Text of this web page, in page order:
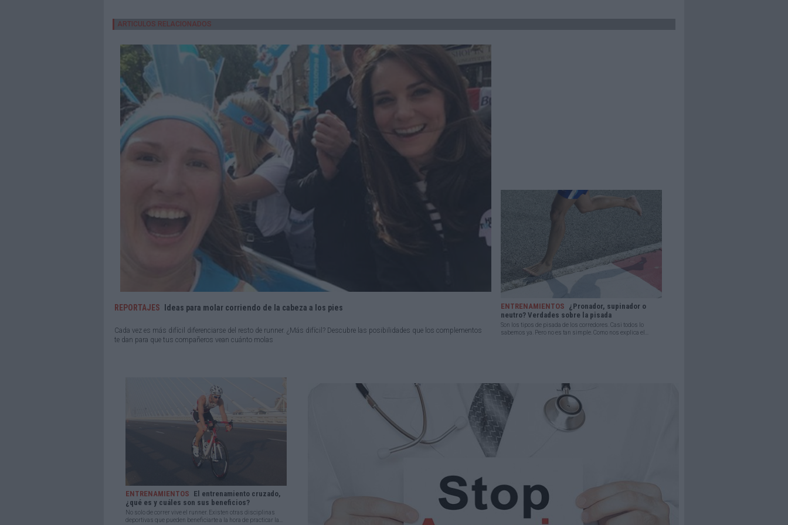
ARTICULOS RELACIONADOS
REPORTAJES Ideas para molar corriendo de la cabeza a los pies
Cada vez es más difícil diferenciarse del resto de runner. ¿Más difícil? Descubre las posibilidades que los complementos
te dan para que tus compañeros vean cuánto molas
ENTRENAMIENTOS
¿Pronador, supinador o
neutro? Verdades sobre la pisada
Son los tipos de pisada de los corredores. Casi todos lo
sabemos ya. Pero no es tan simple. Como nos explica el...
ENTRENAMIENTOS El entrenamiento cruzado,
¿qué es y cuáles son sus beneficios?
No solo de correr vive el runner. Existen otras disciplinas
deportivas que pueden beneficiarte a la hora de practicar la...